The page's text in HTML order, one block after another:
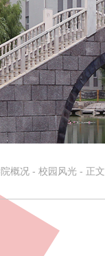
概况 - 校园风光 - 正文